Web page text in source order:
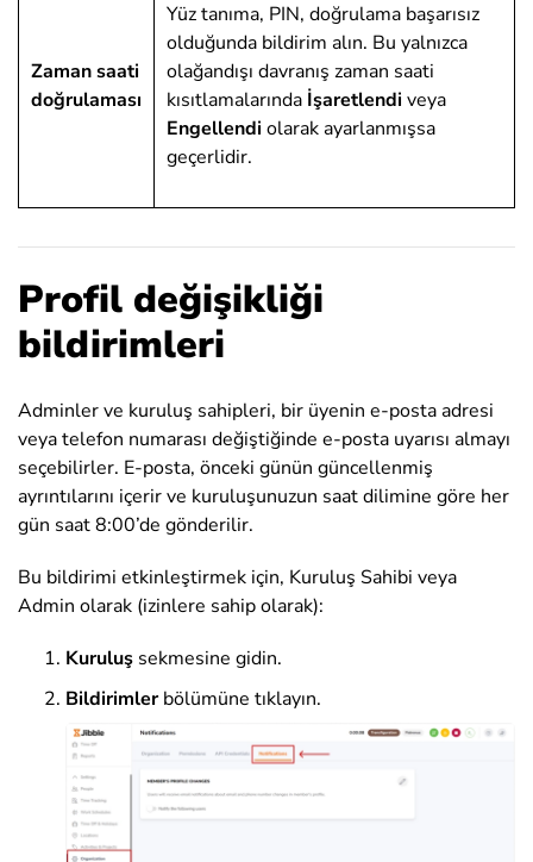
Zaman saati
doğrulaması
Yüz tanıma, PIN, doğrulama başarısız
olduğunda bildirim alın. Bu yalnızca
olağandışı davranış zaman saati
kısıtlamalarında İşaretlendi veya
Engellendi olarak ayarlanmışsa
geçerlidir.
Profil değişikliği
bildirimleri
Adminler ve kuruluş sahipleri, bir üyenin e-posta adresi
veya telefon numarası değiştiğinde e-posta uyarısı almayı
seçebilirler. E-posta, önceki günün güncellenmiş
ayrıntılarını içerir ve kuruluşunuzun saat dilimine göre her
gün saat 8:00’de gönderilir.
Bu bildirimi etkinleştirmek için, Kuruluş Sahibi veya
Admin olarak (izinlere sahip olarak):
Kuruluş sekmesine gidin.
Bildirimlerbölümüne tıklayın.